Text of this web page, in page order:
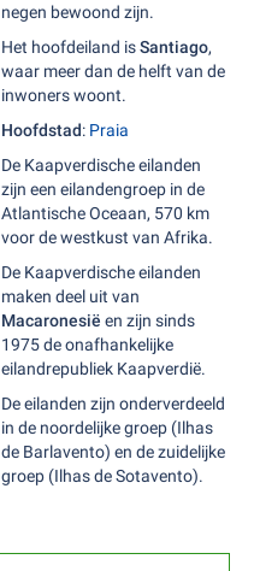
negen bewoond zijn.
Het hoofdeiland isSantiago,
waar meer dan de helft van de
inwoners woont.
Hoofdstad: Praia
De Kaapverdische eilanden
zijn een eilandengroep in de
Atlantische Oceaan, 570 km
voor de westkust van Afrika.
De Kaapverdische eilanden
maken deel uit van
Macaronesiëen zijn sinds
1975 de onafhankelijke
eilandrepubliek Kaapverdië.
De eilanden zijn onderverdeeld
in de noordelijke groep (Ilhas
de Barlavento) en de zuidelijke
groep (Ilhas de Sotavento).